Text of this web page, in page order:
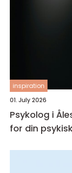
inspiration
01. July 2026
Psykolog i
for din